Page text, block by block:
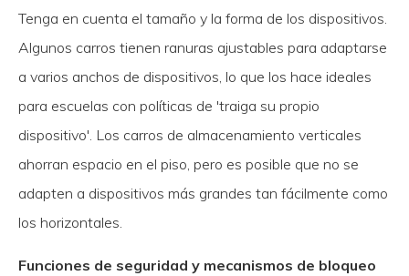
Tenga en cuenta el tamaño y la forma de los dispositivos.
Algunos carros tienen ranuras ajustables para adaptarse
a varios anchos de dispositivos, lo que los hace ideales
para escuelas con políticas de 'traiga su propio
dispositivo'. Los carros de almacenamiento verticales
ahorran espacio en el piso, pero es posible que no se
adapten a dispositivos más grandes tan fácilmente como
los horizontales.
Funciones de seguridad y mecanismos de bloqueo